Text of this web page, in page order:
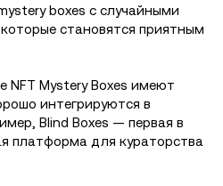
boxes с случайными
становятся приятным
NFT Mystery Boxes имеют
интегрируются в
Blind Boxes — первая в
платформа для кураторства